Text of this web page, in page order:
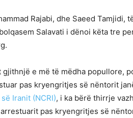
Rajabi, dhe Saeed Tamjidi,
Salavati i dënoi këta tre
e më të mëdha popullore,
pas kryengritjes së nëntorit
Iranit (NCRI), i ka bërë thirrje
pas kryengritjes së